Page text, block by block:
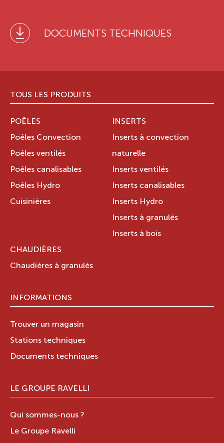
DOCUMENTS TECHNIQUES
TOUS LES PRODUITS
POÊLES
Poêles Convection
Poêles ventilés
Poêles canalisables
Poêles Hydro
Cuisinières
INSERTS
Inserts à convection
naturelle
Inserts ventilés
Inserts canalisables
Inserts Hydro
Inserts à granulés
Inserts à bois
CHAUDIÈRES
Chaudières à granulés
INFORMATIONS
Trouver un magasin
Stations techniques
Documents techniques
LE GROUPE RAVELLI
Qui sommes-nous ?
Le Groupe Ravelli